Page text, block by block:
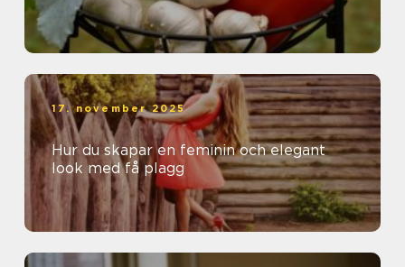
17. november 2025
Hur du skapar en feminin och elegant
look med få plagg